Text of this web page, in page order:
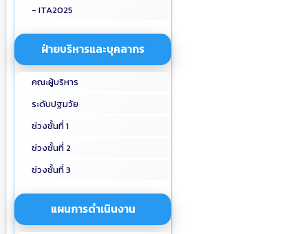
- ITA2025
ฝ่ายบริหารและบุคลากร
คณะผู้บริหาร
ระดับปฐมวัย
ช่วงชั้นที่ 1
ช่วงชั้นที่ 2
ช่วงชั้นที่ 3
แผนการดำเนินงาน